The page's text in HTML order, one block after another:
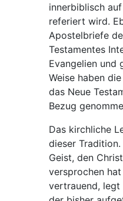
innerbiblisch
referiert wird.
Apostelbriefe
Testamentes
Evangelien und
Weise haben
das Neue
Bezug
Das kirchliche
dieser
Geist, den
versprochen
vertrauend, legt